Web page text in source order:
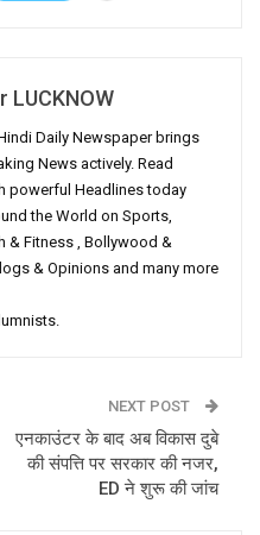
LUCKNOW
Daily Newspaper brings
News actively. Read
powerful Headlines today
the World on Sports,
& Fitness , Bollywood &
& Opinions and many more
NEXT POST
एनकाउंटर के बाद अब विकास दुबे
की संपत्ति पर सरकार की नजर,
ED ने शुरू की जांच